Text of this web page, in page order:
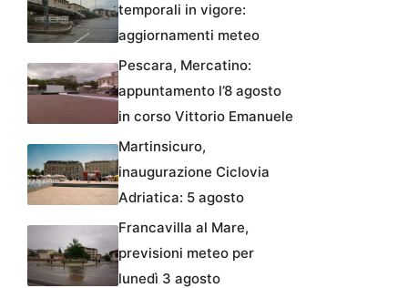
temporali in vigore:
aggiornamenti meteo
Pescara, Mercatino:
appuntamento l’8 agosto
in corso Vittorio Emanuele
Martinsicuro,
inaugurazione Ciclovia
Adriatica: 5 agosto
Francavilla al Mare,
previsioni meteo per
lunedì 3 agosto